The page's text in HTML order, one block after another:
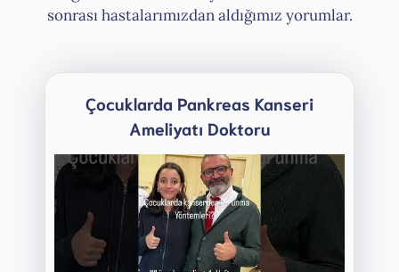
sonrası hastalarımızdan aldığımız yorumlar.
Çocuklarda Pankreas Kanseri
Ameliyatı Doktoru